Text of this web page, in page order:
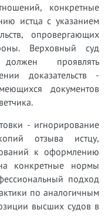
конкретные
истца с указанием
опровергающих
Верховный суд
проявлять
доказательств -
документов
- игнорирование
отзыва истцу,
к оформлению
конкретные нормы
подход
по аналогичным
высших судов в